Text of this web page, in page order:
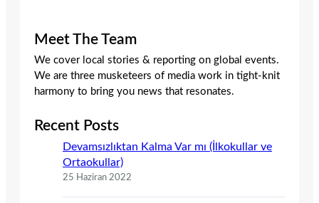
Meet The Team
We cover local stories & reporting on global events.
We are three musketeers of media work in tight-knit
harmony to bring you news that resonates.
Recent Posts
Devamsızlıktan Kalma Var mı (İlkokullar ve
Ortaokullar)
25 Haziran 2022